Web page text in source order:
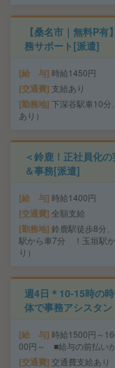
【桑名市｜無料P
務サポート[派遣]
給 与 時給1450円
交通費 支給あり
勤務地 下深谷駅車10分
あり）
＜鈴鹿！正社員化
＆事務[派遣]
給 与 時給1400円
交通費 全額支給
勤務地 鈴鹿駅徒歩8分
駅から車7分 ！玉垣駅
り）
週4日＊10-15時の
体で事務アシスタ
給 与 時給1500円～
00円～ ■給与の前払い
交通費 交通費支給あり